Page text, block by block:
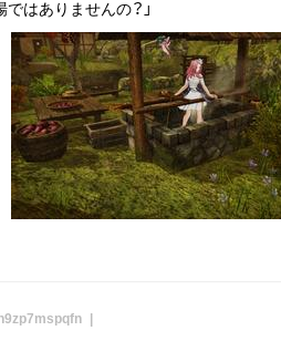
はありませんの？」